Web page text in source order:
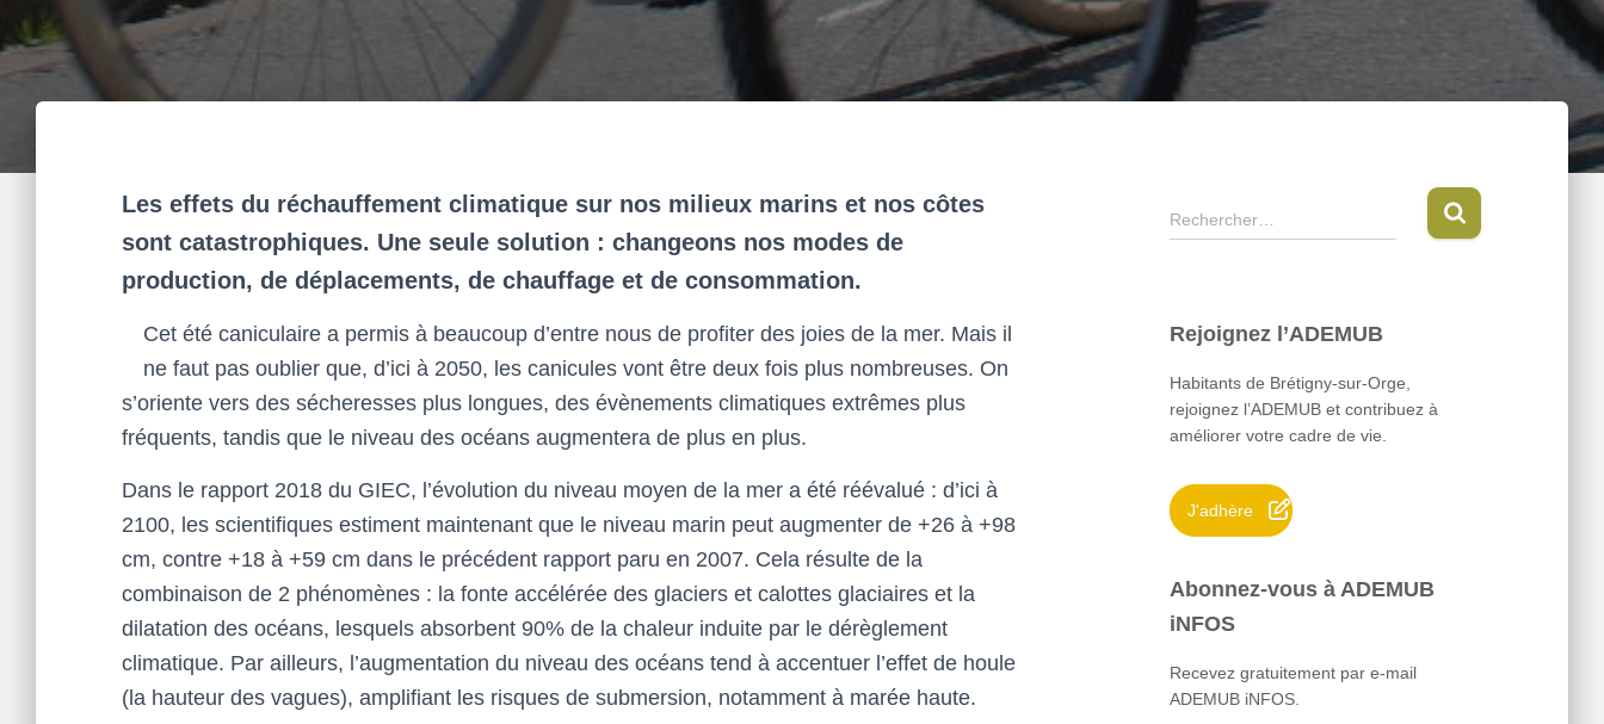
Les effets du réchauffement climatique sur nos milieux marins et nos côtes
sont catastrophiques. Une seule solution : changeons nos modes de
production, de déplacements, de chauffage et de consommation.
Cet été caniculaire a permis à beaucoup d’entre nous de profiter des joies de la mer. Mais il
ne faut pas oublier que, d’ici à 2050, les canicules vont être deux fois plus nombreuses. On
s’oriente vers des sécheresses plus longues, des évènements climatiques extrêmes plus
fréquents, tandis que le niveau des océans augmentera de plus en plus.
Dans le rapport 2018 du GIEC, l’évolution du niveau moyen de la mer a été réévalué : d’ici à
2100, les scientifiques estiment maintenant que le niveau marin peut augmenter de +26 à +98
cm, contre +18 à +59 cm dans le précédent rapport paru en 2007. Cela résulte de la
combinaison de 2 phénomènes : la fonte accélérée des glaciers et calottes glaciaires et la
dilatation des océans, lesquels absorbent 90% de la chaleur induite par le dérèglement
climatique. Par ailleurs, l’augmentation du niveau des océans tend à accentuer l’effet de houle
(la hauteur des vagues), amplifiant les risques de submersion, notamment à marée haute.
R
e
r
h
e
r
:
Rechercher…
Rejoignez l’ADEMUB
Habitants de Brétigny-sur-Orge,
rejoignez l’ADEMUB et contribuez à
améliorer votre cadre de vie.
J'adhère
Abonnez-vous à ADEMUB
iNFOS
Recevez gratuitement par e-mail
ADEMUB iNFOS.